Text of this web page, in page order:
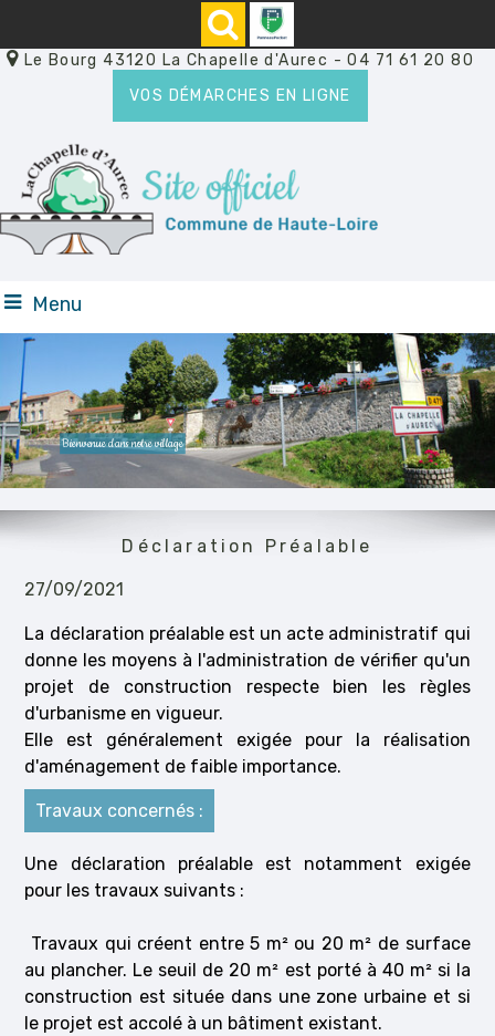
Le Bourg 43120 La Chapelle d'Aurec - 04 71 61 20 80
VOS DÉMARCHES EN LIGNE
Menu
Bienvenue dans notre village
Déclaration Préalable
27/09/2021
La déclaration préalable est un acte administratif qui
donne les moyens à l'administration de vérifier qu'un
projet de construction respecte bien les règles
d'urbanisme en vigueur.
Elle est généralement exigée pour la réalisation
d'aménagement de faible importance.
Travaux concernés :
Une déclaration préalable est notamment exigée
pour les travaux suivants :
Travaux qui créent entre 5 m² ou 20 m² de surface
au plancher. Le seuil de 20 m² est porté à 40 m² si la
construction est située dans une zone urbaine et si
le projet est accolé à un bâtiment existant.